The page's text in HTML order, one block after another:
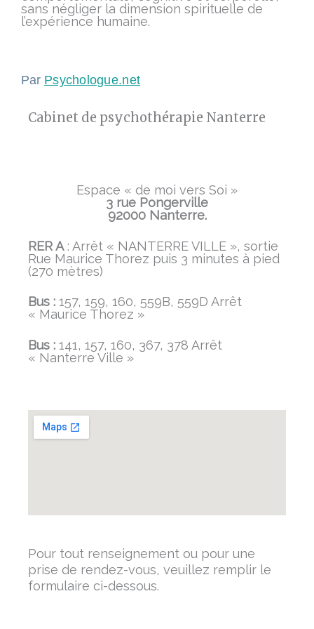
sans négliger la dimension spirituelle de
l’expérience humaine.
Par Psychologue.net
Cabinet de psychothérapie Nanterre
Espace « de moi vers Soi »
3 rue Pongerville
92000 Nanterre.
RER A: Arrêt « NANTERRE VILLE », sortie
Rue Maurice Thorez puis 3 minutes à pied
(270 mètres)
Bus : 157, 159, 160, 559B, 559D Arrêt
« Maurice Thorez »
Bus : 141, 157, 160, 367, 378 Arrêt
« Nanterre Ville »
Pour tout renseignement ou pour une
prise de rendez-vous, veuillez remplir le
formulaire ci-dessous.